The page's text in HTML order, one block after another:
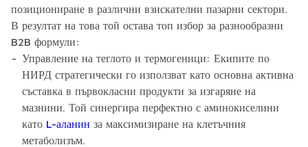
позициониране в различни взискателни пазарни сектори.
В резултат на това той остава топ избор за разнообразни
B2B формули:
Управление на теглото и термогеници: Екипите по
НИРД стратегически го използват като основна активна
съставка в първокласни продукти за изгаряне на
мазнини. Той синергира перфектно с аминокиселини
като L-аланин за максимизиране на клетъчния
метаболизъм.